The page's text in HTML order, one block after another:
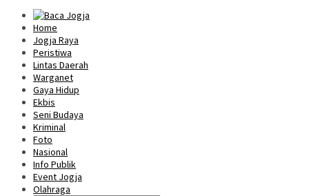
Home
Jogja Raya
Peristiwa
Lintas Daerah
Warganet
Gaya Hidup
Ekbis
Seni Budaya
Kriminal
Foto
Nasional
Info Publik
Event Jogja
Olahraga